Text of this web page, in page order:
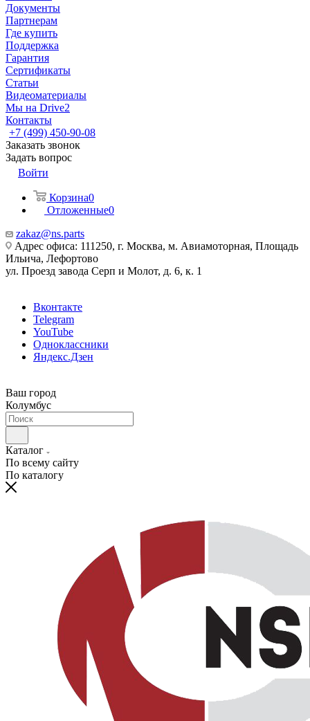
Документы
Партнерам
Где купить
Поддержка
Гарантия
Сертификаты
Статьи
Видеоматериалы
Мы на Drive2
Контакты
+7 (499) 450-90-08
Заказать звонок
Задать вопрос
Войти
Корзина0
Отложенные0
zakaz@ns.parts
Адрес офиса: 111250, г. Москва, м. Авиамоторная, Площадь
Ильича, Лефортово
ул. Проезд завода Серп и Молот, д. 6, к. 1
Вконтакте
Telegram
YouTube
Одноклассники
Яндекс.Дзен
Ваш город
Колумбус
Каталог
По всему сайту
По каталогу